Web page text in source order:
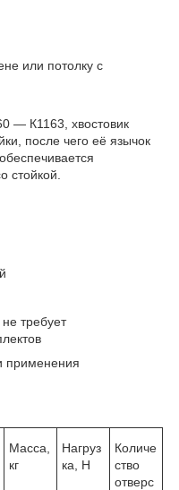
или потолку с
— К1163, хвостовик
после чего её язычок
стойкой.
требует
применения
Масса,
кг
Нагруз
ка, Н
Количе
ство
отверс